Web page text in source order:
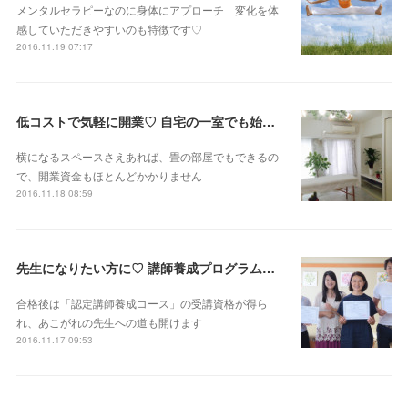
メンタルセラピーなのに身体にアプローチ 変化を体
感していただきやすいのも特徴です♡
2016.11.19 07:17
低コストで気軽に開業♡ 自宅の一室でも始められる
横になるスペースさえあれば、畳の部屋でもできるの
で、開業資金もほとんどかかりません
2016.11.18 08:59
先生になりたい方に♡ 講師養成プログラムもご用意
合格後は「認定講師養成コース」の受講資格が得ら
れ、あこがれの先生への道も開けます
2016.11.17 09:53